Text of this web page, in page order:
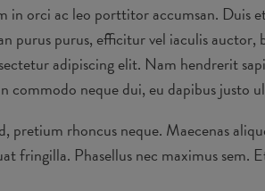
orci ac leo porttitor accumsan. Duis
purus purus, efficitur vel iaculis
adipiscing elit. Nam hendrerit
commodo neque dui, eu dapibus justo
pretium rhoncus neque. Maecenas
fringilla. Phasellus nec maximus